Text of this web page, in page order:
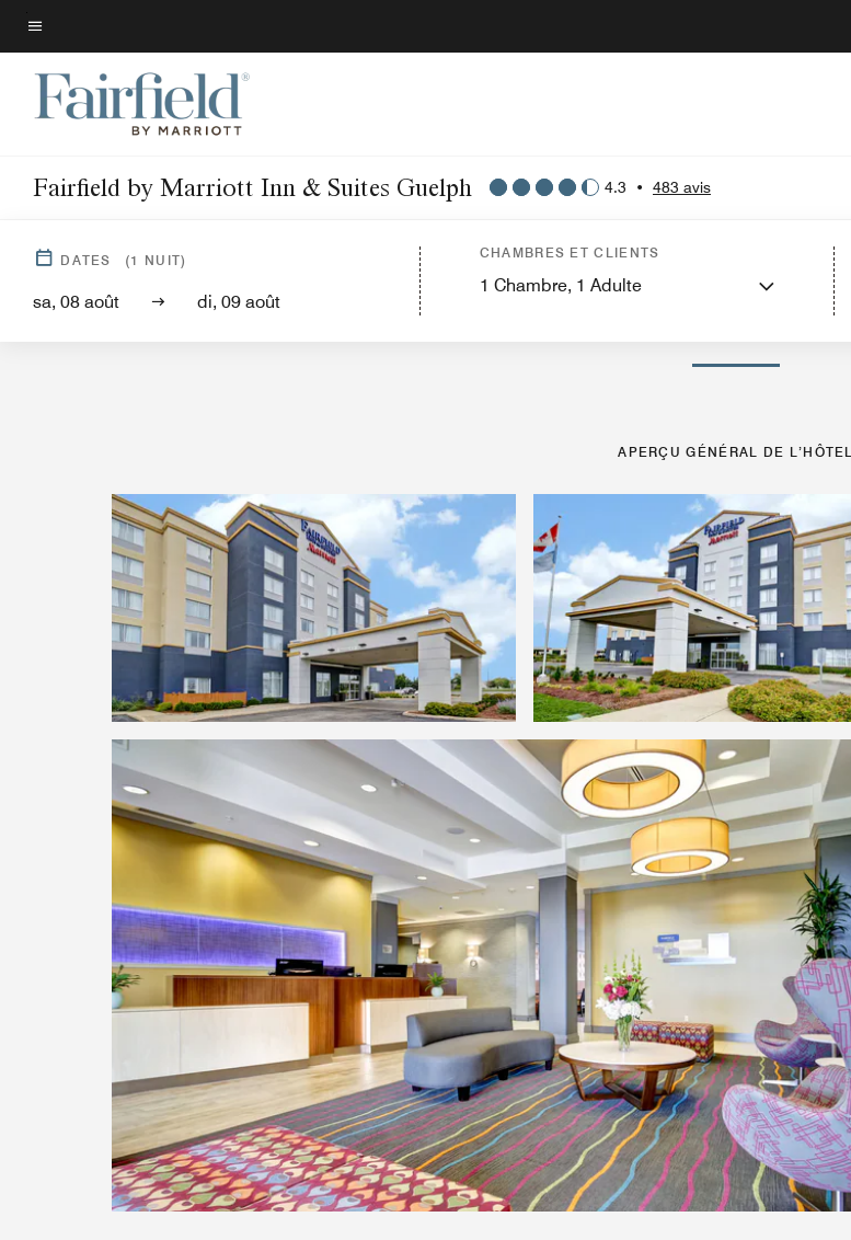
Skip
to
main
content
Texte du menu
Fairfield by Marriott Inn & Suites Guelph 4.3 • 483 avis
DATES (1 NUIT)
sa, 08 août di, 09 août
CHAMBRES ET CLIENTS
1 Chambre, 1 Adulte
Aperçu général de l’hôtelChambresSuitesCaractéristiques Restauration
APERÇU GÉNÉRAL DE L’HÔTEL